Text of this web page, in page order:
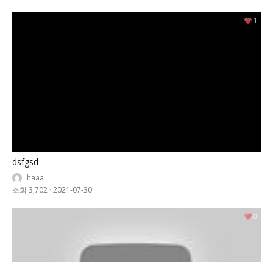
dsfgsd
haaa
조회 3,702 · 2021-07-30
1
0